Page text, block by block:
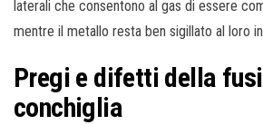
laterali che consentono al gas di essere
mentre il metallo resta ben sigillato al loro
Pregi e difetti della
conchiglia